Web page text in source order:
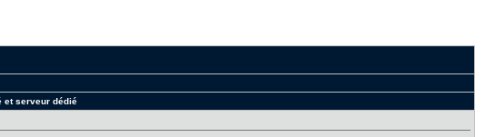
et serveur dédié